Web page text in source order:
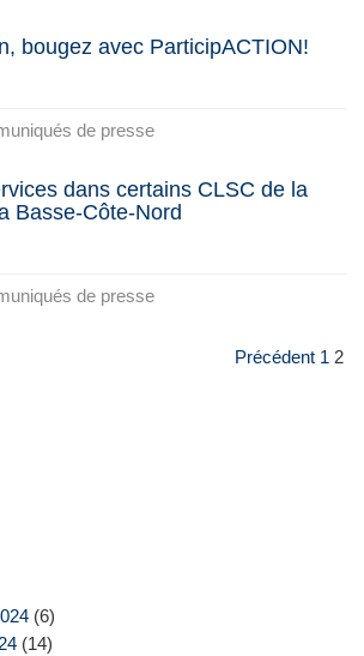
bougez avec ParticipACTION!
de presse
dans certains CLSC de la
Basse-Côte-Nord
de presse
Précédent 1 2
(6)
(14)